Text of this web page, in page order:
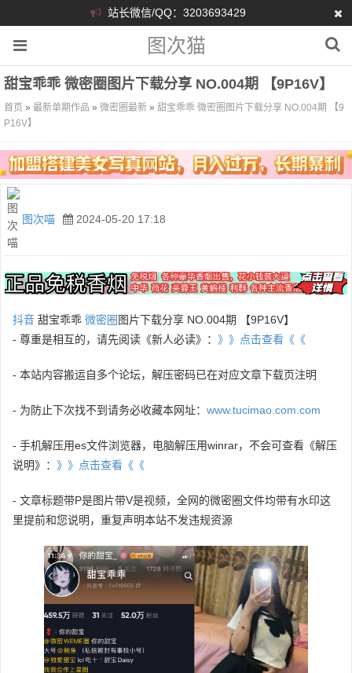
站长微信/QQ：3203693429
图次猫
甜宝乖乖 微密圈图片下载分享 NO.004期 【9P16V】
首页 » 最新单期作品 » 微密圈最新 » 甜宝乖乖 微密圈图片下载分享 NO.004期 【9
P16V】
图次喵 2024-05-20 17:18
抖音 甜宝乖乖 微密圈 图片下载分享 NO.004期 【9P16V】
- 尊重是相互的，请先阅读《新人必读》： 》》点击查看《《
- 本站内容搬运自多个论坛，解压密码已在对应文章下载页注明
- 为防止下次找不到请务必收藏本网址： www.tucimao.com.com
- 手机解压用es文件浏览器，电脑解压用winrar，不会可查看《解压
说明》： 》》点击查看《《
- 文章标题带P是图片带V是视频，全网的微密圈文件均带有水印这
里提前和您说明，重复声明本站不发违规资源